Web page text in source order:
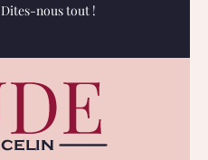
Dites-nous tout !